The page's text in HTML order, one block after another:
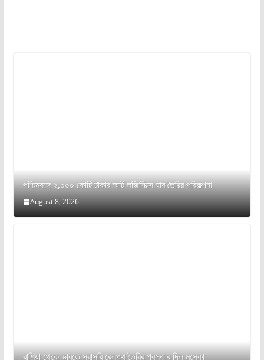
পশ্চিমবঙ্গে ২,০০০ কোটি টাকার স্মার্ট লজিস্টিক্স হাব তৈরির পরিকল্পনা
August 8, 2026
রাশিয়া থেকে ভারতে সরাসরি রেলপথ তৈরির প্রস্তাব দিল মস্কো